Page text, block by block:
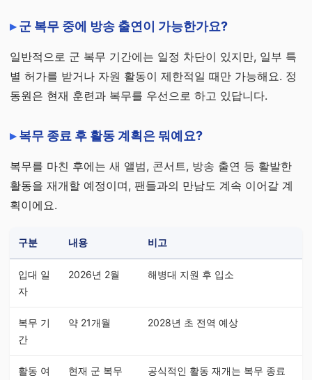
군 복무 중에 방송 출연이 가능한가요?
일반적으로 군 복무 기간에는 일정 차단이 있지만, 일부 특
별 허가를 받거나 자원 활동이 제한적일 때만 가능해요. 정
동원은 현재 훈련과 복무를 우선으로 하고 있답니다.
복무 종료 후 활동 계획은 뭐예요?
복무를 마친 후에는 새 앨범, 콘서트, 방송 출연 등 활발한
활동을 재개할 예정이며, 팬들과의 만남도 계속 이어갈 계
획이에요.
구분 내용 비고
입대 일
자
2026년 2월 해병대 지원 후 입소
복무 기
간
약 21개월 2028년 초 전역 예상
활동 여
현재 군 복무
공식적인 활동 재개는 복무 종료